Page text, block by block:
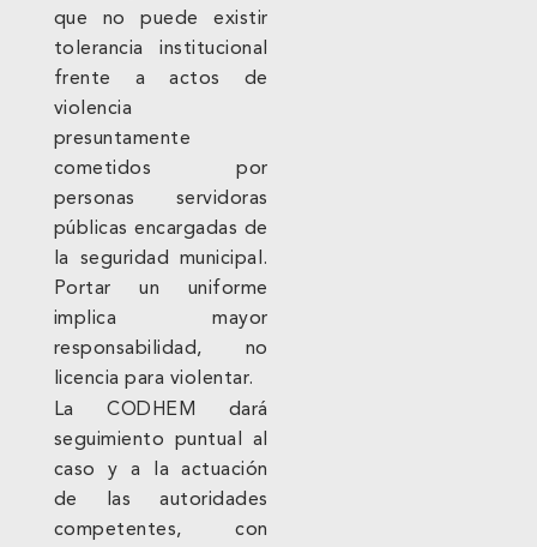
que no puede existir
tolerancia institucional
frente a actos de
violencia
presuntamente
cometidos por
personas servidoras
públicas encargadas de
la seguridad municipal.
Portar un uniforme
implica mayor
responsabilidad, no
licencia para violentar.
La CODHEM dará
seguimiento puntual al
caso y a la actuación
de las autoridades
competentes, con